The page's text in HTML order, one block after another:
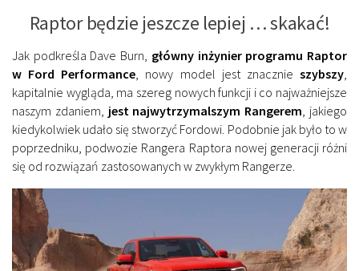
Raptor będzie jeszcze lepiej … skakać!
Jak podkreśla Dave Burn, główny inżynier programu Raptor
w Ford Performance, nowy model jest znacznieszybszy,
kapitalnie wygląda, ma szereg nowych funkcji i co najważniejsze
naszym zdaniem, jest najwytrzymalszym Rangerem, jakiego
kiedykolwiek udało się stworzyć Fordowi. Podobnie jak było to w
poprzedniku, podwozie Rangera Raptora nowej generacji różni
się od rozwiązań zastosowanych w zwykłym Rangerze.